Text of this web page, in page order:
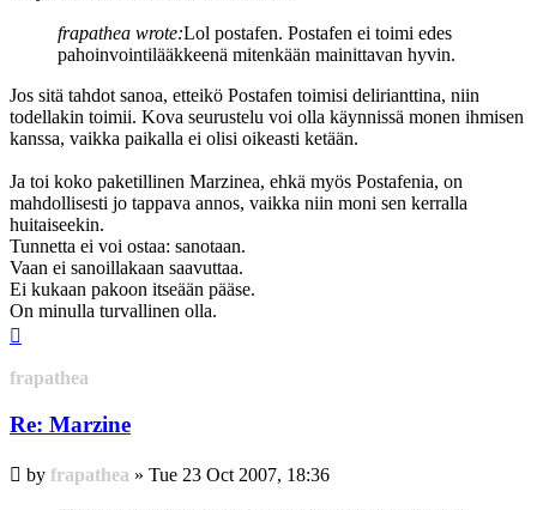
frapathea wrote:Lol postafen. Postafen ei toimi edes
pahoinvointilääkkeenä mitenkään mainittavan hyvin.
Jos sitä tahdot sanoa, etteikö Postafen toimisi delirianttina, niin
todellakin toimii. Kova seurustelu voi olla käynnissä monen ihmisen
kanssa, vaikka paikalla ei olisi oikeasti ketään.
Ja toi koko paketillinen Marzinea, ehkä myös Postafenia, on
mahdollisesti jo tappava annos, vaikka niin moni sen kerralla
huitaiseekin.
Tunnetta ei voi ostaa: sanotaan.
Vaan ei sanoillakaan saavuttaa.
Ei kukaan pakoon itseään pääse.
On minulla turvallinen olla.
frapathea
Re: Marzine
Post
by frapathea » Tue 23 Oct 2007, 18:36